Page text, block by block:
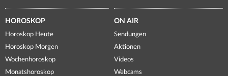
HOROSKOP
Horoskop Heute
Horoskop Morgen
Wochenhoroskop
Monatshoroskop
ON AIR
Sendungen
Aktionen
Videos
Webcams